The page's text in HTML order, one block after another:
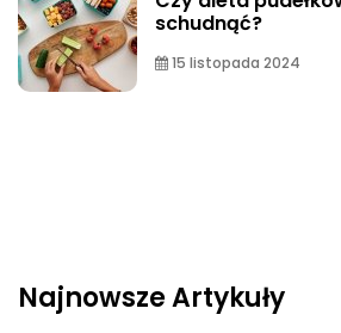
schudnąć?
15 listopada 2024
Najnowsze Artykuły